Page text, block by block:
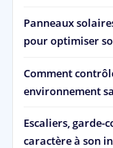
Panneaux
pour optimiser
Comment
environnement
Escaliers, garde-
caractère à son